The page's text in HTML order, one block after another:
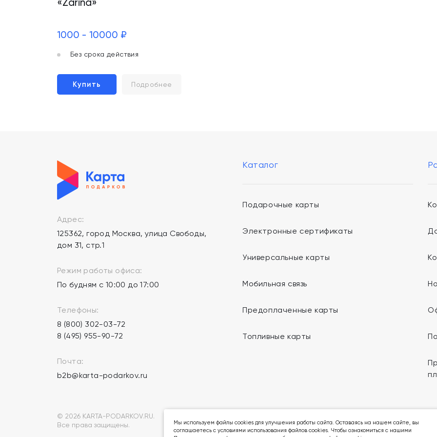
1000 - 10000 ₽
Без срока действия
Купить Подробнее
Адрес:
125362, город Москва, улица Свободы,
дом 31, стр.1
Режим работы офиса:
По будням с 10:00 до 17:00
Телефоны:
8 (800) 302-03-72
8 (495) 955-90-72
Почта:
b2b@karta-podarkov.ru
Каталог
Подарочные карты
Электронные сертификаты
Универсальные карты
Мобильная связь
Предоплаченные карты
Топливные карты
© 2026 KARTA-PODARKOV.RU.
Все права защищены.
Мы в социальных сетях:
Мы используем файлы cookies для улучшения работы сайта. Оставаясь на нашем сайте, вы
соглашаетесь с условиями использования файлов cookies. Чтобы ознакомиться с нашими